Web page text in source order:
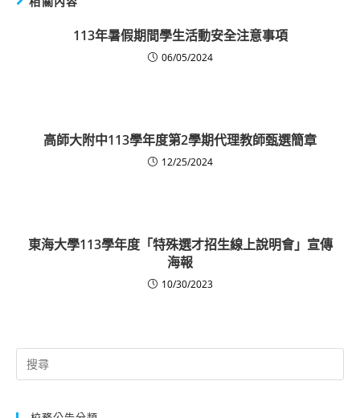
113年暑假期間學生活動安全注意事項
06/05/2024
高師大附中113學年度第2學期代理教師甄選簡章
12/25/2024
東海大學113學年度「特殊選才招生線上說明會」宣傳
海報
10/30/2023
Search
for: